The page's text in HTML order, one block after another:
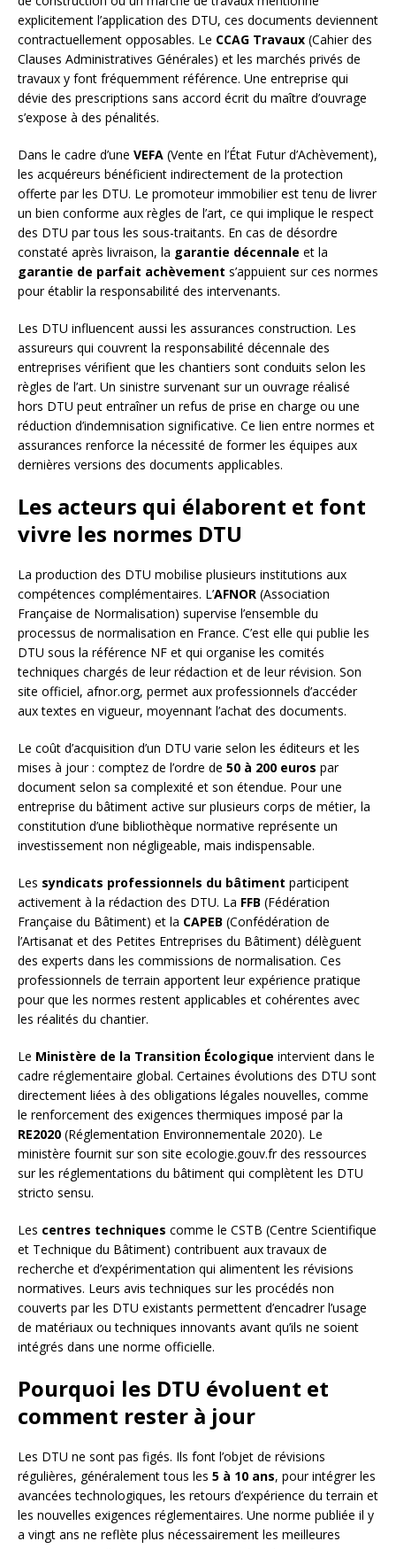
explicitement l’application des DTU, ces documents deviennent
contractuellement opposables. Le CCAG Travaux (Cahier des
Clauses Administratives Générales) et les marchés privés de
travaux y font fréquemment référence. Une entreprise qui
dévie des prescriptions sans accord écrit du maître d’ouvrage
s’expose à des pénalités.
Dans le cadre d’une VEFA (Vente en l’État Futur d’Achèvement),
les acquéreurs bénéficient indirectement de la protection
offerte par les DTU. Le promoteur immobilier est tenu de livrer
un bien conforme aux règles de l’art, ce qui implique le respect
des DTU par tous les sous-traitants. En cas de désordre
constaté après livraison, la garantie décennale et la
garantie de parfait achèvement s’appuient sur ces normes
pour établir la responsabilité des intervenants.
Les DTU influencent aussi les assurances construction. Les
assureurs qui couvrent la responsabilité décennale des
entreprises vérifient que les chantiers sont conduits selon les
règles de l’art. Un sinistre survenant sur un ouvrage réalisé
hors DTU peut entraîner un refus de prise en charge ou une
réduction d’indemnisation significative. Ce lien entre normes et
assurances renforce la nécessité de former les équipes aux
dernières versions des documents applicables.
Les acteurs qui élaborent et font
vivre les normes DTU
La production des DTU mobilise plusieurs institutions aux
compétences complémentaires. L’AFNOR (Association
Française de Normalisation) supervise l’ensemble du
processus de normalisation en France. C’est elle qui publie les
DTU sous la référence NF et qui organise les comités
techniques chargés de leur rédaction et de leur révision. Son
site officiel, afnor.org, permet aux professionnels d’accéder
aux textes en vigueur, moyennant l’achat des documents.
Le coût d’acquisition d’un DTU varie selon les éditeurs et les
mises à jour : comptez de l’ordre de 50 à 200 euros par
document selon sa complexité et son étendue. Pour une
entreprise du bâtiment active sur plusieurs corps de métier, la
constitution d’une bibliothèque normative représente un
investissement non négligeable, mais indispensable.
Les syndicats professionnels du bâtiment participent
activement à la rédaction des DTU. La FFB (Fédération
Française du Bâtiment) et la CAPEB (Confédération de
l’Artisanat et des Petites Entreprises du Bâtiment) délèguent
des experts dans les commissions de normalisation. Ces
professionnels de terrain apportent leur expérience pratique
pour que les normes restent applicables et cohérentes avec
les réalités du chantier.
Le Ministère de la Transition Écologique intervient dans le
cadre réglementaire global. Certaines évolutions des DTU sont
directement liées à des obligations légales nouvelles, comme
le renforcement des exigences thermiques imposé par la
RE2020 (Réglementation Environnementale 2020). Le
ministère fournit sur son site ecologie.gouv.fr des ressources
sur les réglementations du bâtiment qui complètent les DTU
stricto sensu.
Les centres techniques comme le CSTB (Centre Scientifique
et Technique du Bâtiment) contribuent aux travaux de
recherche et d’expérimentation qui alimentent les révisions
normatives. Leurs avis techniques sur les procédés non
couverts par les DTU existants permettent d’encadrer l’usage
de matériaux ou techniques innovants avant qu’ils ne soient
intégrés dans une norme officielle.
Pourquoi les DTU évoluent et
comment rester à jour
Les DTU ne sont pas figés. Ils font l’objet de révisions
régulières, généralement tous les 5 à 10 ans, pour intégrer les
avancées technologiques, les retours d’expérience du terrain et
les nouvelles exigences réglementaires. Une norme publiée il y
a vingt ans ne reflète plus nécessairement les meilleures